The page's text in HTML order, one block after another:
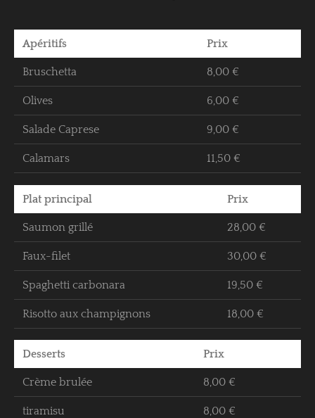
Apéritifs Prix
Bruschetta 8,00 €
Olives 6,00 €
Salade Caprese 9,00 €
Calamars 11,50 €
Plat principal Prix
Saumon grillé 28,00 €
Faux-filet 30,00 €
Spaghetti carbonara 19,50 €
Risotto aux champignons 18,00 €
Desserts Prix
Crème brulée 8,00 €
tiramisu 8,00 €